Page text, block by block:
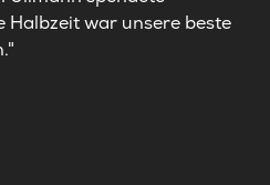
Halbzeit war unsere beste